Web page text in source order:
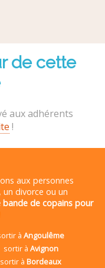
de cette
aux adhérents
!
aux personnes
, un divorce ou un
bande de copains pour
àAngoulême
sortir à Avignon
sortir àBordeaux